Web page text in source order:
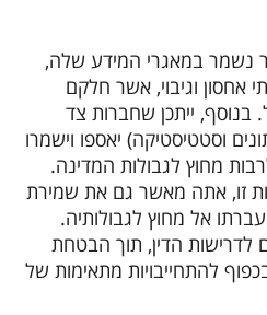
נשמר במאגרי המידע שלה,
אחסון וגיבוי, אשר חלקם
בנוסף, ייתכן שחברות צד
וסטטיסטיקה) יאספו וישמרו
מחוץ לגבולות המדינה.
זו, אתה מאשר גם את שמירת
אל מחוץ לגבולותיה.
הדין, תוך הבטחת
להתחייבויות מתאימות של